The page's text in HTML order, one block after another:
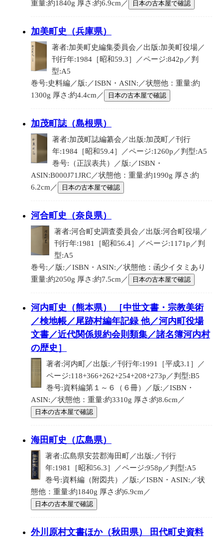
重量:約1840g 厚さ:約6.9cm／ 日本の古本屋で確認
加美町史（兵庫県）
著者:加美町史編集委員会／出版:加美町役場／
刊行年:1984［昭和59.3］／ページ:842p／判
型:A5
巻号:史料編／版:／ISBN・ASIN:／状態他：重量:約
1300g 厚さ:約4.4cm／
日本の古本屋で確認
加茂町誌（島根県）
著者:加茂町誌編纂会／出版:加茂町／刊行
年:1984［昭和59.4］／ページ:1260p／判型:A5
巻号:（正誤表共）／版:／ISBN・
ASIN:B000J71JRC／状態他：重量:約1990g 厚さ:約
6.2cm／
日本の古本屋で確認
河合町史（奈良県）
著者:河合町史調査委員会／出版:河合町役場／
刊行年:1981［昭和56.4］／ページ:1171p／判
型:A5
巻号:／版:／ISBN・ASIN:／状態他：函少イタミあり
重量:約2050g 厚さ:約7.5cm／
日本の古本屋で確認
河内町史（熊本県） ［中世文書・宗教美術
／検地帳／尾跡村編年記録 他／河内町役場
文書／近代関係規約会則類集／諸名簿河内村
の歴史］
著者:河内町／出版:／刊行年:1991［平成3.1］／
ページ:118+366+262+254+208+273p／判型:B5
巻号:資料編第１～６（６冊）／版:／ISBN・
ASIN:／状態他：重量:約3310g 厚さ:約8.6cm／
日本の古本屋で確認
海田町史（広島県）
著者:広島県安芸郡海田町／出版:／刊行
年:1981［昭和56.3］／ページ:958p／判型:A5
巻号:資料編（附図共）／版:／ISBN・ASIN:／状
態他：重量:約1840g 厚さ:約6.9cm／
日本の古本屋で確認
外川原村文書ほか（秋田県） 田代町史資料